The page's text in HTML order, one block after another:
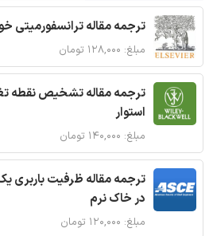
ترجمه مقاله
مبلغ: ۱۲۸,۰۰۰ تومان
ترجمه مقاله تشخیص نقطه
استوار
مبلغ: ۱۴۰,۰۰۰ تومان
ترجمه مقاله ظرفیت باربری
در خاک نرم
مبلغ: ۱۲۰,۰۰۰ تومان